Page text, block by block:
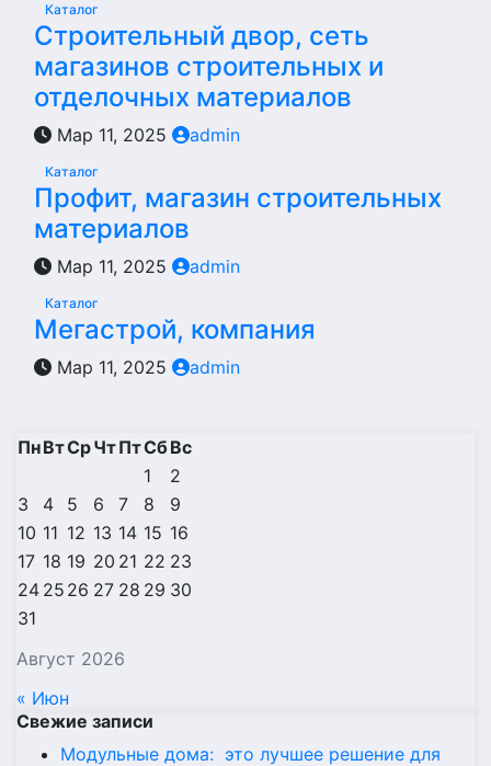
Каталог
Строительный двор, сеть
магазинов строительных и
отделочных материалов
Мар 11, 2025 admin
Каталог
Профит, магазин строительных
материалов
Мар 11, 2025 admin
Каталог
Мегастрой, компания
Мар 11, 2025 admin
Август 2026
ПнВтСрЧтПтСбВс
1
2
3
4 5 6 7 8
9
10 11 12 13 14 15 16
17 18 19 20 21 22 23
24 25 26 27 28 29 30
31
« Июн
Свежие записи
Модульные дома: это лучшее решение для